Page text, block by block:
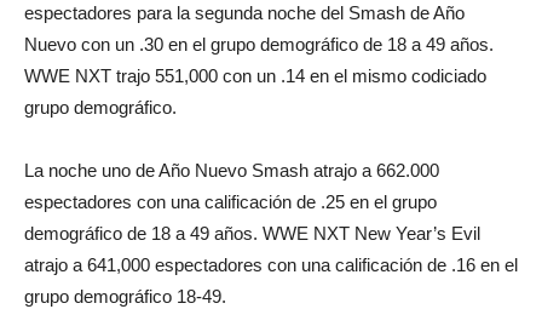
espectadores para la segunda noche del Smash de Año
Nuevo con un .30 en el grupo demográfico de 18 a 49 años.
WWE NXT trajo 551,000 con un .14 en el mismo codiciado
grupo demográfico.
La noche uno de Año Nuevo Smash atrajo a 662.000
espectadores con una calificación de .25 en el grupo
demográfico de 18 a 49 años. WWE NXT New Year’s Evil
atrajo a 641,000 espectadores con una calificación de .16 en el
grupo demográfico 18-49.